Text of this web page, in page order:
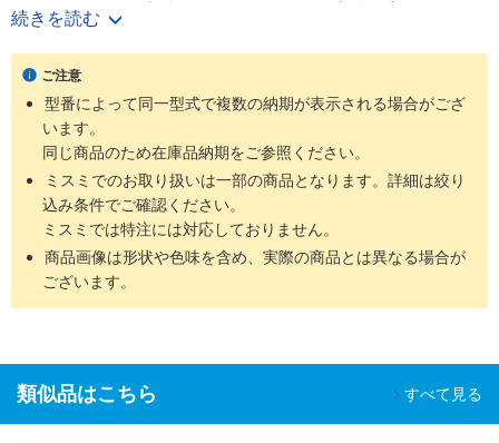
・クッションバルブの採用により、クッション調整が容易になりま
した
・クッションバルブは、安全対策として、抜け止め機構を採用しま
した
続きを読む
ご注意
型番によって同一型式で複数の納期が表示される場合がござ
います。
同じ商品のため在庫品納期をご参照ください。
ミスミでのお取り扱いは一部の商品となります。詳細は絞り
込み条件でご確認ください。
ミスミでは特注には対応しておりません。
商品画像は形状や色味を含め、実際の商品とは異なる場合が
ございます。
類似品はこちら すべて見る